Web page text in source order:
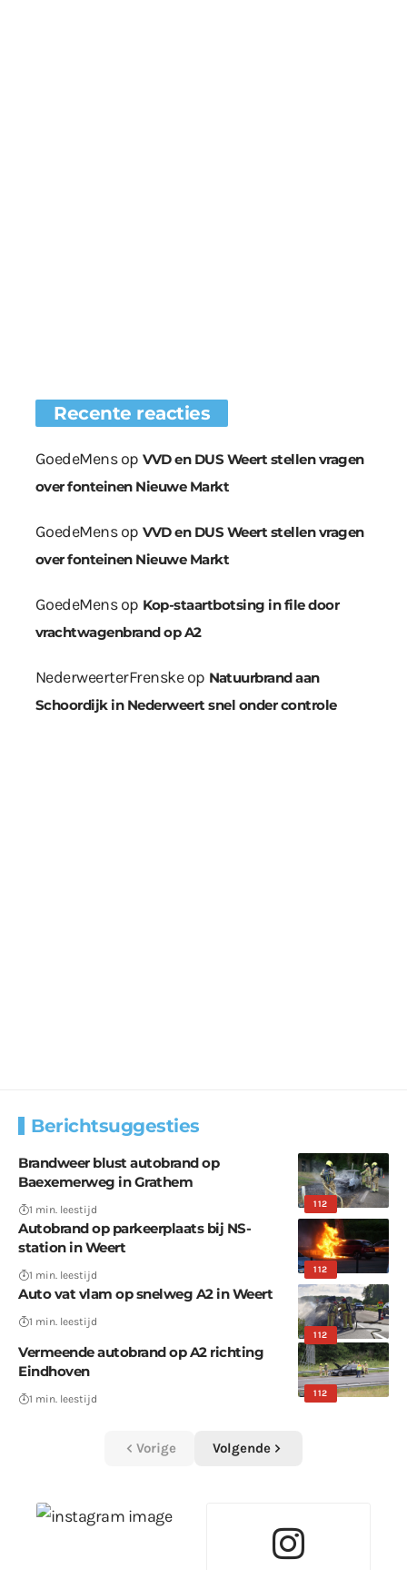
Recente reacties
GoedeMensop VVD en DUS Weert stellen vragen
over fonteinen Nieuwe Markt
GoedeMensop VVD en DUS Weert stellen vragen
over fonteinen Nieuwe Markt
GoedeMensop Kop-staartbotsing in file door
vrachtwagenbrand op A2
NederweerterFrenskeop Natuurbrand aan
Schoordijk in Nederweert snel onder controle
Berichtsuggesties
112
Brandweer blust autobrand op
Baexemerweg in Grathem
1 min. leestijd
112
Autobrand op parkeerplaats bij NS-
station in Weert
1 min. leestijd
112
Auto vat vlam op snelweg A2 in Weert
1 min. leestijd
112
Vermeende autobrand op A2 richting
Eindhoven
1 min. leestijd
Vorige Volgende